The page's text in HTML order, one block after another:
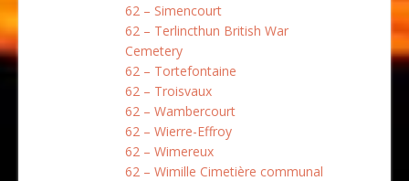
62 – Simencourt
62 – Terlincthun British War
Cemetery
62 – Tortefontaine
62 – Troisvaux
62 – Wambercourt
62 – Wierre-Effroy
62 – Wimereux
62 – Wimille Cimetière communal